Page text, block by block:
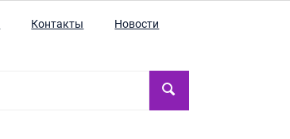
Контакты Новости